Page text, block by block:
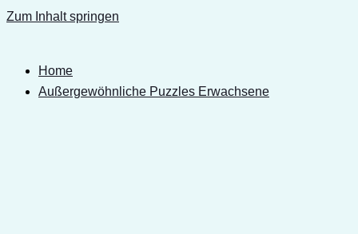
Zum Inhalt springen
Home
Außergewöhnliche Puzzles Erwachsene